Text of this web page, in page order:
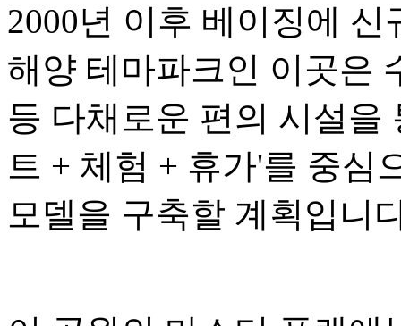
2000년 이후 베이징에
해양 테마파크인 이곳은
등 다채로운 편의 시설을
트 + 체험 + 휴가'를 중심
모델을 구축할 계획입니